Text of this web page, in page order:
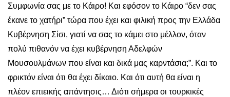
Συμφωνία σας με το Κάιρο! Και εφόσον το Κάιρο “δεν σας
έκανε το χατήρι” τώρα που έχει και φιλική προς την Ελλάδα
Κυβέρνηση Σίσι, γιατί να σας το κάμει στο μέλλον, όταν
πολύ πιθανόν να έχει κυβέρνηση Αδελφών
Μουσουλμάνων που είναι και δικά μας καρντάσια;”. Kαι το
φρικτόν είναι ότι θα έχει δίκαιο. Και ότι αυτή θα είναι η
πλέον επιεικής απάντησις… Διότι σήμερα οι τουρκικές